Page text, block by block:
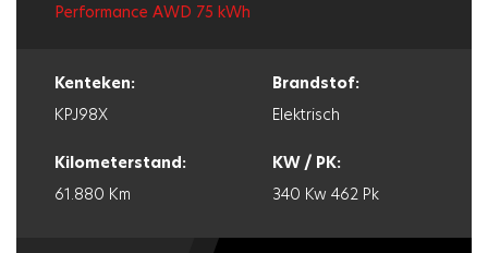
Performance AWD 75 kWh
Kenteken:
Brandstof:
KPJ98X
Elektrisch
Kilometerstand:
KW / PK:
61.880 Km
340 Kw 462 Pk